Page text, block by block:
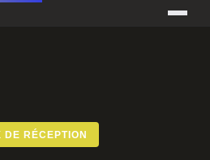
DE RÉCEPTION